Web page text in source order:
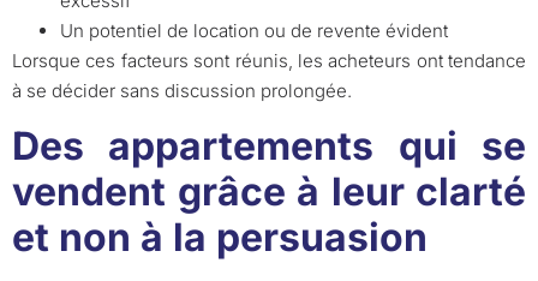
Un potentiel de location ou de revente évident
Lorsque ces facteurs sont réunis, les acheteurs ont tendance
à se décider sans discussion prolongée.
Des appartements qui se
vendent grâce à leur clarté
et non à la persuasion